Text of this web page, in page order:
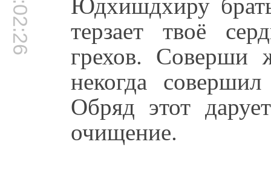
терзает твоё
грехов. Соверши
некогда
Обряд этот
очищение.